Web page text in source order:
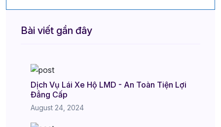
Bài viết gần đây
Dịch Vụ Lái Xe Hộ LMD - An Toàn Tiện Lợi
Đẳng Cấp
August 24, 2024